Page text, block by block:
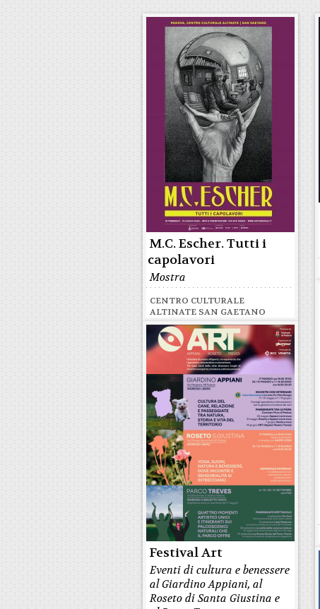
M.C. Escher. Tutti i
capolavori
Mostra
CENTRO CULTURALE
ALTINATE SAN GAETANO
Festival Art
Eventi di cultura e benessere
al Giardino Appiani, al
Roseto di Santa Giustina e